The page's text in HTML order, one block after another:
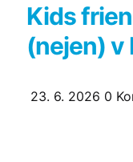
Kids
(nejen) v
23. 6. 2026 0